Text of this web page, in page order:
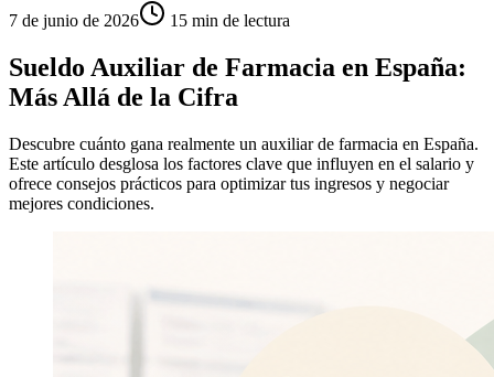
7 de junio de 2026
15 min de lectura
Sueldo Auxiliar de Farmacia en España:
Más Allá de la Cifra
Descubre cuánto gana realmente un auxiliar de farmacia en España.
Este artículo desglosa los factores clave que influyen en el salario y
ofrece consejos prácticos para optimizar tus ingresos y negociar
mejores condiciones.